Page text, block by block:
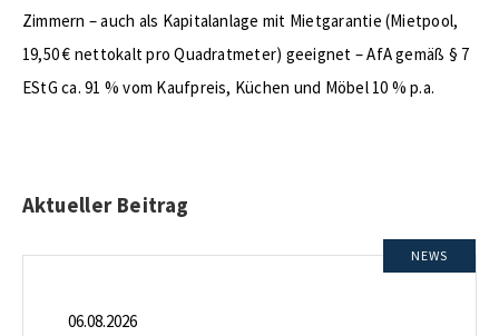
Zimmern – auch als Kapitalanlage mit Mietgarantie (Mietpool,
19,50 € nettokalt pro Quadratmeter) geeignet – AfA gemäß § 7
EStG ca. 91 % vom Kaufpreis, Küchen und Möbel 10 % p.a.
Aktueller Beitrag
NEWS
06.08.2026